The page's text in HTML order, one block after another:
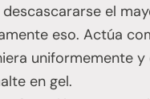
el
eso. Actúa
uniformemente
en gel.